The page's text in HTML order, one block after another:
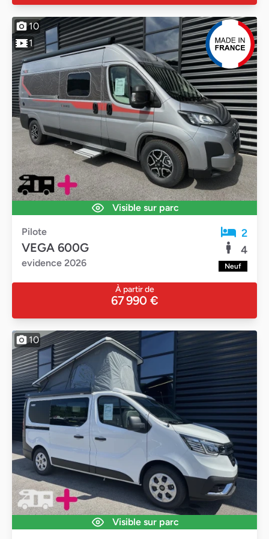
10
1
Visible sur parc
Pilote
VEGA 600G
evidence 2026
2
4
Neuf
À partir de
67 990 €
10
Visible sur parc